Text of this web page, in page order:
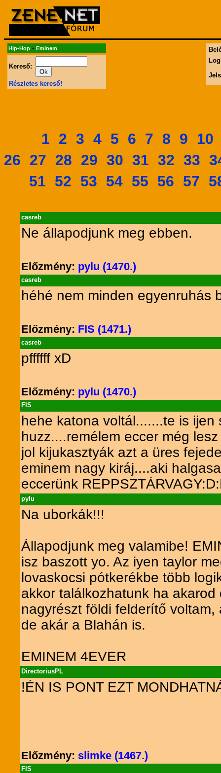
Hip-Hop - Eminem
Kereső:
Részletes kereső!
1 2 3 4 5 6 7 8 9 10
26 27 28 29 30 31 32 33
51 52 53 54 55 56 57
casreb
Ne állapodjunk meg ebben.
Előzmény: pylu (1470.)
casreb
héhé nem minden egyenruhás
Előzmény: FIS (1471.)
casreb
pffffff xD
Előzmény: pylu (1470.)
FIS
hehe katona voltál.......te is
huzz....remélem eccer még
jol kijukasztyák azt a üres
eminem nagy kiráj....aki
eccerünk
pylu
Na uborkák!!!
Állapodjunk meg valamibe!
isz baszott yo. Az iyen taylor
lovaskocsi pótkerékbe több
akkor találkozhatunk ha
nagyrészt földi felderítő
de akár a Blahán is.
EMINEM 4EVER
DirectoriusPL
!ÉN IS PONT EZT
Előzmény: slimke (1467.)
FIS